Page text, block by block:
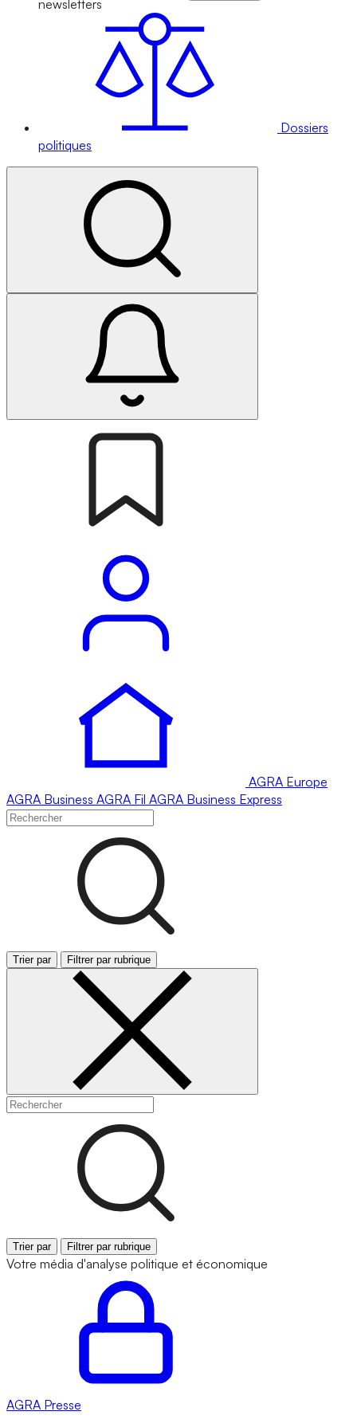
newsletters
Dossiers
politiques
AGRA Europe
AGRA Business AGRA Fil AGRA Business Express
Trier par Filtrer par rubrique
Trier par Filtrer par rubrique
Votre média d'analyse politique et économique
AGRA Presse